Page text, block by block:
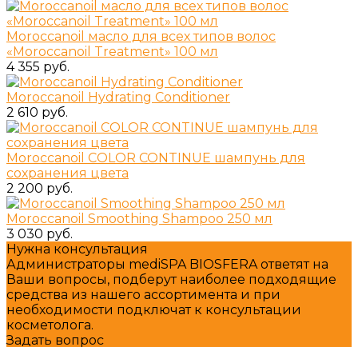
Moroccanoil масло для всех типов волос
«Moroccanoil Treatment» 100 мл
4 355 руб.
Moroccanoil Hydrating Conditioner
2 610 руб.
Moroccanoil СOLOR CONTINUE шампунь для
сохранения цвета
2 200 руб.
Moroccanoil Smoothing Shampoo 250 мл
3 030 руб.
Нужна консультация
Администраторы mediSPA BIOSFERA ответят на
Ваши вопросы, подберут наиболее подходящие
средства из нашего ассортимента и при
необходимости подключат к консультации
косметолога.
Задать вопрос